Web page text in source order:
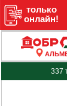
337